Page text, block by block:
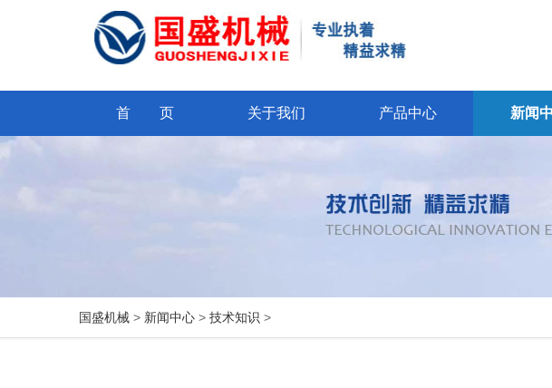
首 页 关于我们 产品中心 新闻
国盛机械 > 新闻中心 > 技术知识 >